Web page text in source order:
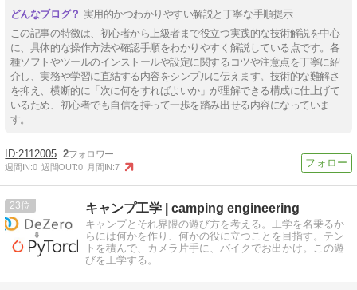
実用的かつわかりやすい解説と丁寧な手順提示
この記事の特徴は、初心者から上級者まで役立つ実践的な技術解説を中心
に、具体的な操作方法や確認手順をわかりやすく解説している点です。各
種ソフトやツールのインストールや設定に関するコツや注意点を丁寧に紹
介し、実務や学習に直結する内容をシンプルに伝えます。技術的な難解さ
を抑え、横断的に「次に何をすればよいか」が理解できる構成に仕上げて
いるため、初心者でも自信を持って一歩を踏み出せる内容になっていま
す。
2112005 2
週間IN:0 週間OUT:0 月間IN:7
23 キャンプ工学 | camping engineering
キャンプとそれ界隈の遊び方を考える。工学を名乗るか
らには何かを作り、何かの役に立つことを目指す。テン
トを積んで、カメラ片手に、バイクでお出かけ。この遊
びを工学する。